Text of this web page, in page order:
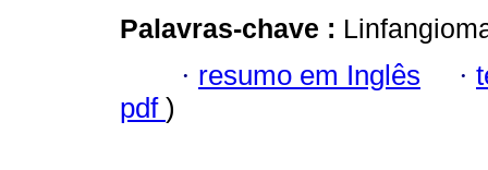
Palavras-chave :
· resumo em Inglês ·
pdf )